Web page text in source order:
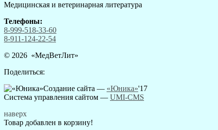
Медицинская и ветеринарная литература
Телефоны:
8-999-518-33-60
8-911-124-22-54
© 2026 «МедВетЛит»
Поделиться:
Создание сайта — «Юника»'17
Система управления сайтом — UMI-CMS
наверх
Товар добавлен в корзину!